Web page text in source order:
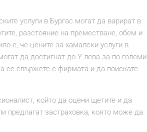
услуги в Бургас могат да варират в
разстояние на преместване, обем и
е, че цените за хамалски услуги в
да достигнат до Y лева за по-големи
се свържете с фирмата и да поискате
който да оцени щетите и да
застраховка, която може да